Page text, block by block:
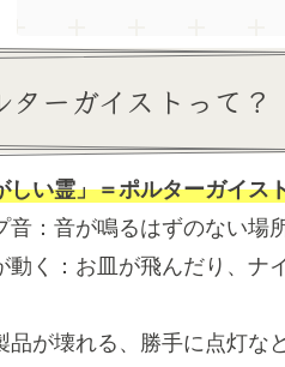
ターガイストって？
しい霊」＝ポルターガイス
音：音が鳴るはずのない場
動く：お皿が飛んだり、
品が壊れる、勝手に点灯な